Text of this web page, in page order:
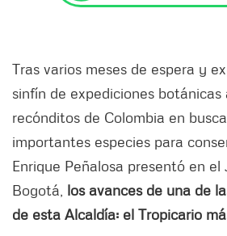
Tras varios meses de espera y
sinfín de expediciones botánicas
recónditos de Colombia en
importantes especies para
Enrique Peñalosa presentó en
Bogotá, los avances de una de
de esta Alcaldía: el Tropicario